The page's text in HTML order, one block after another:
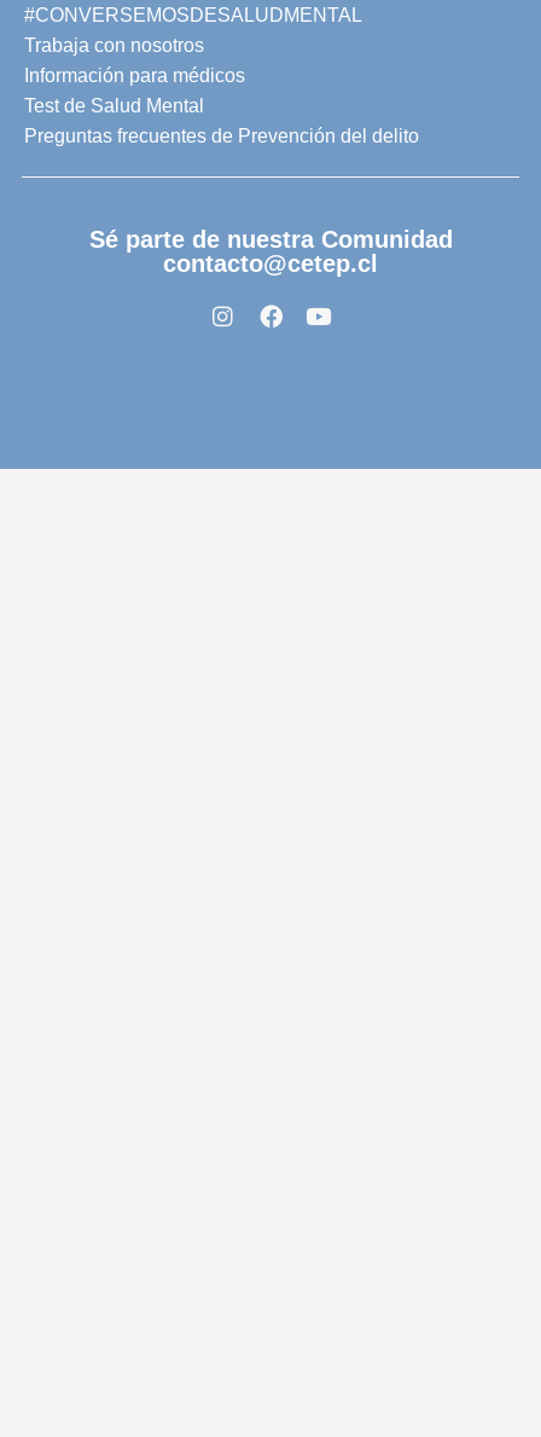
#CONVERSEMOSDESALUDMENTAL
Trabaja con nosotros
Información para médicos
Test de Salud Mental
Preguntas frecuentes de Prevención del delito
Sé parte de nuestra Comunidad
contacto@cetep.cl